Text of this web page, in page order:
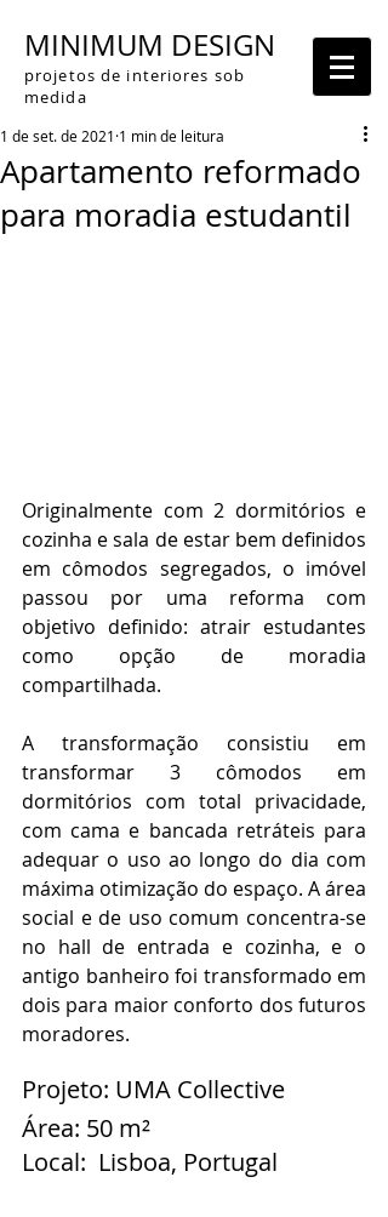
MINIMUM DESIGN
projetos de interiores sob
medida
Apartamento reformado
para moradia estudantil
1 de set. de 2021 1 min de leitura
Originalmente com 2 dormitórios e
cozinha e sala de estar bem definidos
em cômodos segregados, o imóvel
passou por uma reforma com
objetivo definido: atrair estudantes
como opção de moradia
compartilhada.
A transformação consistiu em
transformar 3 cômodos em
dormitórios com total privacidade,
com cama e bancada retráteis para
adequar o uso ao longo do dia com
máxima otimização do espaço. A área
social e de uso comum concentra-se
no hall de entrada e cozinha, e o
antigo banheiro foi transformado em
dois para maior conforto dos futuros
moradores.
Projeto: UMA Collective
Área: 50 m²
Local:  Lisboa, Portugal